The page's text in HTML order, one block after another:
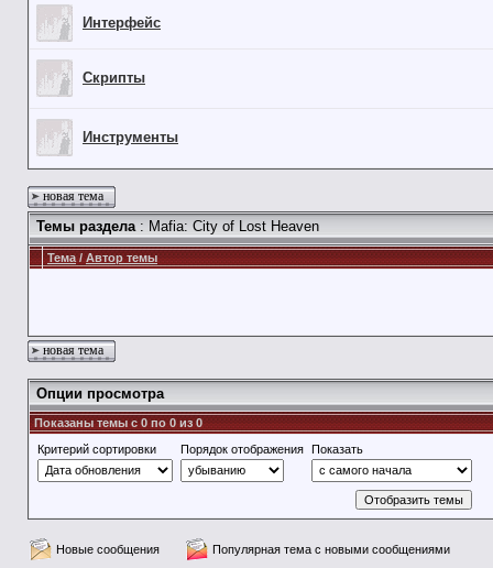
Интерфейс
Скрипты
Инструменты
новая тема
Темы раздела: Mafia: City of Lost Heaven
Тема/Автор темы
новая тема
Опции просмотра
Показаны темы с 0 по 0 из 0
Критерий сортировки
Порядок отображения Показать
Новые сообщения
Популярная тема с новыми сообщениями